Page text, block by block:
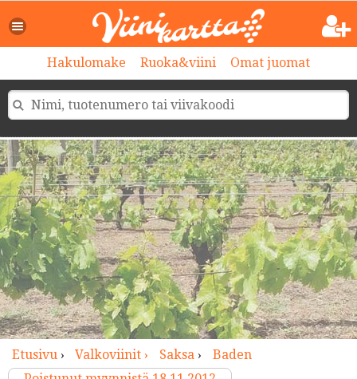
Hakulomake Ruoka&viini Omat juomat
Etusivu› Valkoviinit › Saksa›
Baden